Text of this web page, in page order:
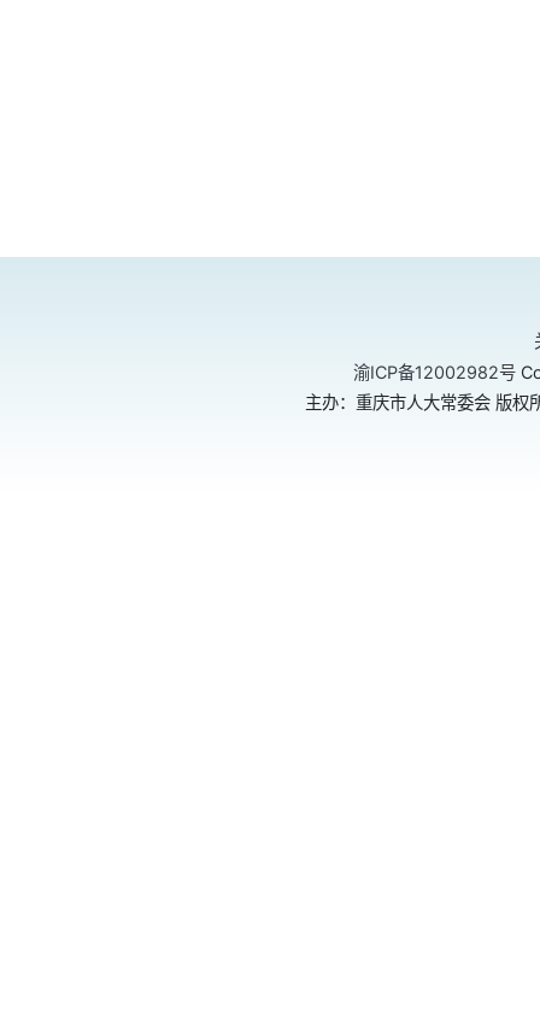
渝ICP备12002982号
主办：重庆市人大常委会 版